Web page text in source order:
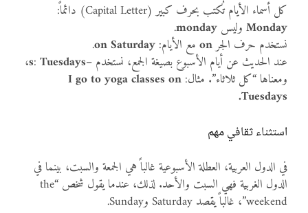
كل أسماء الأيام تُكتب بحرف كبير (Capital Letter) دائماً:
Mondayوليس monday
.
نستخدم حرف الجرonمع الأيام: on Saturday
.
عند الحديث عن أيام الأسبوع بصيغة الجمع، نستخدم –s
:Tuesdays ،
ومعناها “كل ثلاثاء”. مثال: I go to yoga classes on
Tuesdays.
استثناء ثقافي مهم
في الدول العربية، العطلة الأسبوعية غالباً هي الجمعة والسبت، بينما في
الدول الغربية فهي السبت والأحد. لذلك، عندما يقول شخص “the
weekend”، غالباً يقصد Saturday وSunday.